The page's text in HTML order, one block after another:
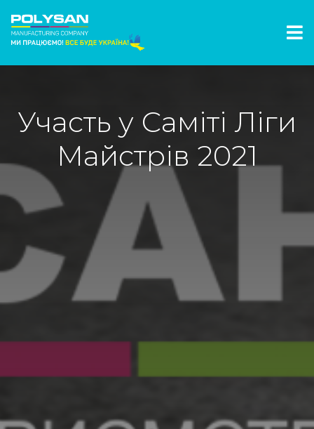
Участь у Саміті Ліги
Майстрів 2021